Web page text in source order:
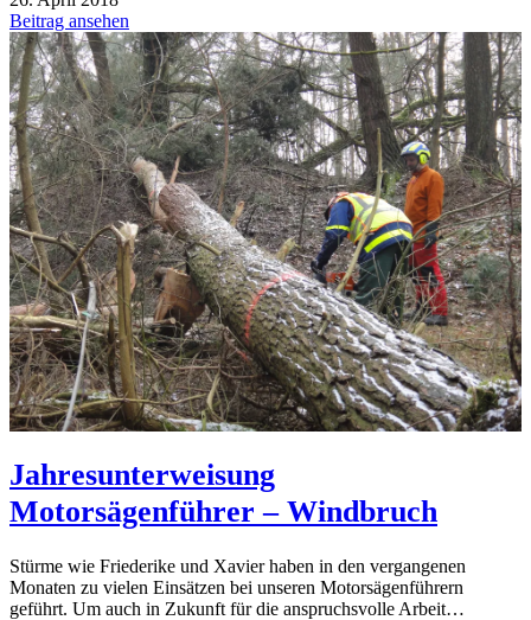
Beitrag ansehen
Jahresunterweisung
Motorsägenführer – Windbruch
Stürme wie Friederike und Xavier haben in den vergangenen
Monaten zu vielen Einsätzen bei unseren Motorsägenführern
geführt. Um auch in Zukunft für die anspruchsvolle Arbeit…